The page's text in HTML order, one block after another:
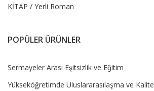
KİTAP / Yerli Roman
POPÜLER ÜRÜNLER
Sermayeler Arası Eşitsizlik ve Eğitim
Yükseköğretimde Uluslararasılaşma ve Kalite